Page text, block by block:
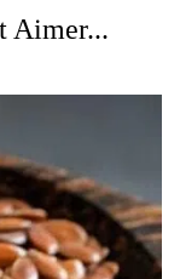
Aimer...